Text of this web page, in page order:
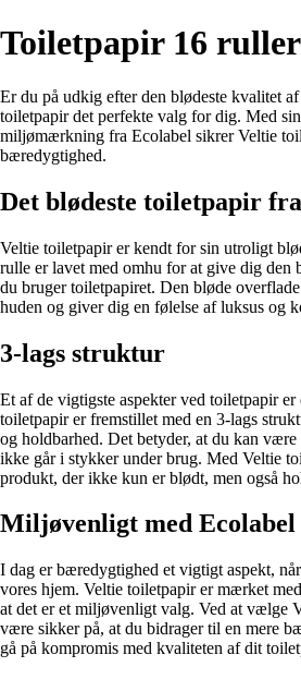
Toiletpapir 16
Er du på udkig efter den blødeste kvalitet
toiletpapir det perfekte valg for dig. Med
miljømærkning fra Ecolabel sikrer Veltie
bæredygtighed.
Det blødeste toiletpapir
Veltie toiletpapir er kendt for sin utroligt
rulle er lavet med omhu for at give dig den
du bruger toiletpapiret. Den bløde
huden og giver dig en følelse af luksus og
3-lags struktur
Et af de vigtigste aspekter ved toiletpapir er
toiletpapir er fremstillet med en 3-lags
og holdbarhed. Det betyder, at du kan
ikke går i stykker under brug. Med Veltie
produkt, der ikke kun er blødt, men også
Miljøvenligt med Ecolabel
I dag er bæredygtighed et vigtigt aspekt,
vores hjem. Veltie toiletpapir er mærket
at det er et miljøvenligt valg. Ved at vælge
være sikker på, at du bidrager til en mere
gå på kompromis med kvaliteten af dit